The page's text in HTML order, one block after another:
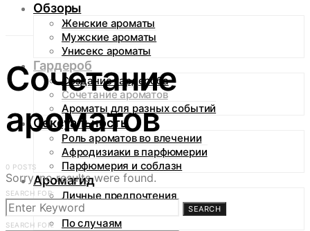
Обзоры
Женские ароматы
Мужские ароматы
Унисекс ароматы
Гардероб
Создание гардероба
Сочетание ароматов
Ароматы для разных событий
Сексуальность
Роль ароматов во влечении
Афродизиаки в парфюмерии
Парфюмерия и соблазн
Аромагид
Личные предпочтения
По сезонам
По случаям
Сочетание
ароматов
0 POSTS
Sorry, no results were found.
SEARCH FOR:
SEARCH
SEARCH FOR: